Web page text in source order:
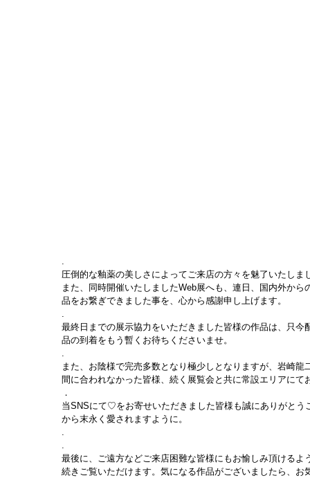
.
圧倒的な釉薬の美しさによってご来店の方々を魅了いたし
また、同時開催いたしましたWeb展へも、連日、国内外か
品をお繋ぎできました事を、心から感謝申し上げます。
.
最終日までの展示協力をいただきました皆様の作品は、只
品の到着をもう暫くお待ちくださいませ。
.
また、お陰様で完売多数となり極少しとなりますが、岩崎
間に合われなかった皆様、続く展覧会と共に常設エリアにて
．
当SNSにて♡をお寄せいただきました皆様も誠にありがと
から末永く愛されますように。
.
.
最後に、ご遠方などご来店困難な皆様にもお愉しみ頂ける
続きご覧いただけます。気になる作品がございましたら、お